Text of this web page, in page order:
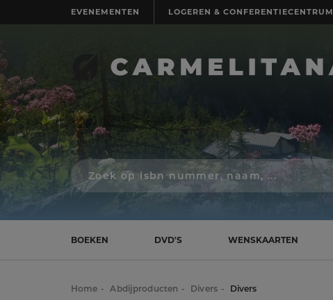
EVENEMENTEN LOGEREN & CONFERENTIECENTRUM
Zoek
op
isbn
schrijver,
naam
BOEKEN DVD'S WENSKAARTEN
Home Abdijproducten Divers Divers